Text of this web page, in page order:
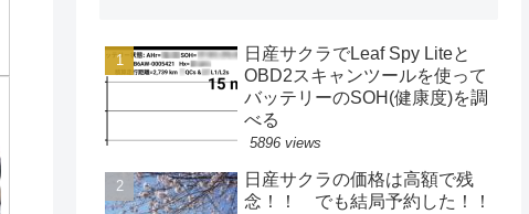
日産サクラでLeaf Spy Liteと
OBD2スキャンツールを使って
バッテリーのSOH(健康度)を調
べる
5896 views
日産サクラの価格は高額で残
念！！ でも結局予約した！！